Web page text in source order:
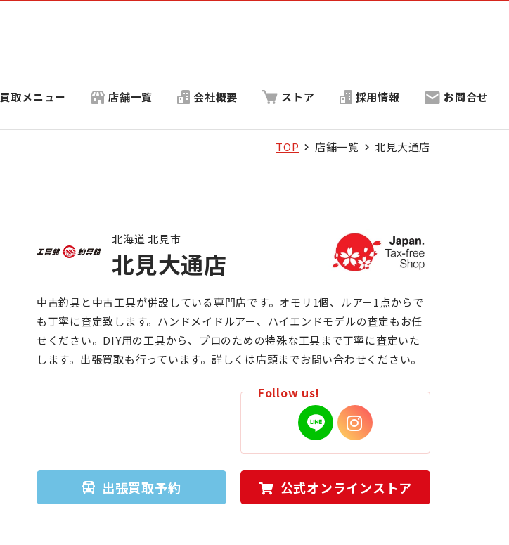
買取メニュー 店舗一覧 会社概要 ストア 採用情報 お問合せ
TOP 店舗一覧 北見大通店
北見大通店
北海道 北見市
中古釣具と中古工具が併設している専門店です。オモリ1個、ルアー1点からで
も丁寧に査定致します。ハンドメイドルアー、ハイエンドモデルの査定もお任
せください。DIY用の工具から、プロのための特殊な工具まで丁寧に査定いた
します。出張買取も行っています。詳しくは店頭までお問い合わせください。
Follow us!
出張買取予約 公式オンラインストア